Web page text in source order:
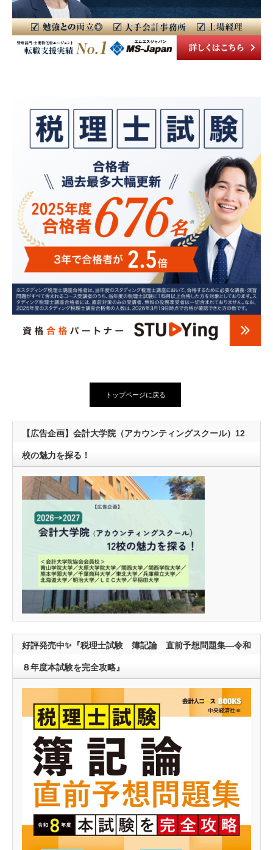
トップページに戻る
【広告企画】会計大学院（アカウンティングスクール）12
校の魅力を探る！
好評発売中✨『税理士試験 簿記論 直前予想問題集―令和
８年度本試験を完全攻略』